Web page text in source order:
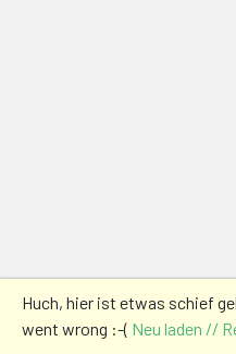
Huch, hier ist etwas schief
went wrong :-( Neu laden //